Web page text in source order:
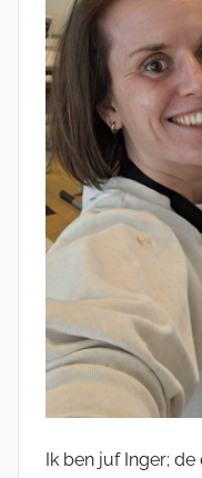
Ik ben juf Inger;